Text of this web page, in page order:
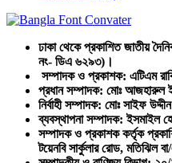
ঢাকা থেকে প্রকাশিত জাতীয়
নং- ডিএ ৬২৯৩)।
সম্পাদক ও প্রকাশক: এটিএম
প্রধান সম্পাদক: মোঃ আজহারুল
নির্বাহী সম্পাদক: মোঃ সাইফ
ব্যবস্থাপনা সম্পাদক: ইসমাইল
সম্পাদক ও প্রকাশক কর্তৃক
টয়েনবি সার্কুলার রোড, মতিঝিল